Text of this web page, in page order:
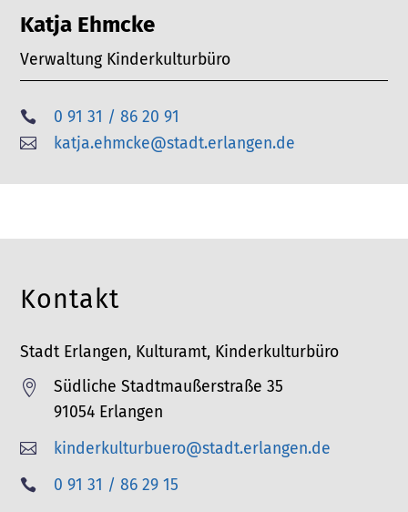
Katja Ehmcke
Verwaltung Kinderkulturbüro
 0 91 31 / 86 20 91
 katja.ehmcke@stadt.erlangen.de
Kontakt
Stadt Erlangen, Kulturamt, Kinderkulturbüro

Südliche Stadtmaußerstraße 35
91054 Erlangen
 kinderkulturbuero@stadt.erlangen.de

T
0 91 31 / 86 29 15